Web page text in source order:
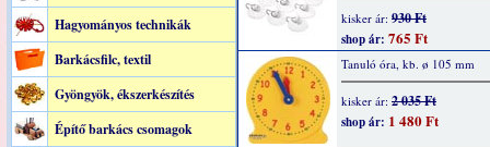
Hagyományos technikák
Barkácsfilc, textil
Gyöngyök, ékszerkészítés
Építő barkács csomagok
kisker ár: 930 Ft
shop ár: 765 Ft
Tanuló óra, kb. ø 105 mm
kisker ár: 2 035 Ft
shop ár: 1 480 Ft